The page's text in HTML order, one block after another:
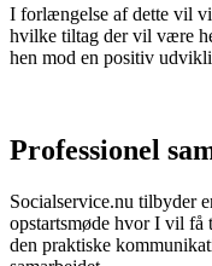
I forlængelse af dette vil
hvilke tiltag der vil være
hen mod en positiv
Professionel
Socialservice.nu tilbyder
opstartsmøde hvor I vil få
den praktiske